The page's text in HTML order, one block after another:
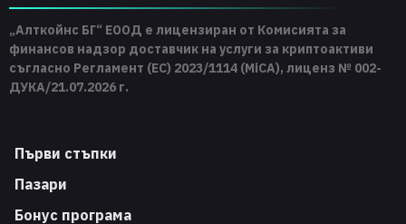
„Алткойнс БГ“ ЕООД е лицензиран от Комисията за
финансов надзор доставчик на услуги за криптоактиви
съгласно Регламент (ЕС) 2023/1114 (MiCA), лиценз № 002-
ДУКА/21.07.2026 г.
Първи стъпки
Пазари
Бонус програма